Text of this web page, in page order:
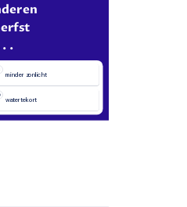
.
minder zonlicht
watertekort